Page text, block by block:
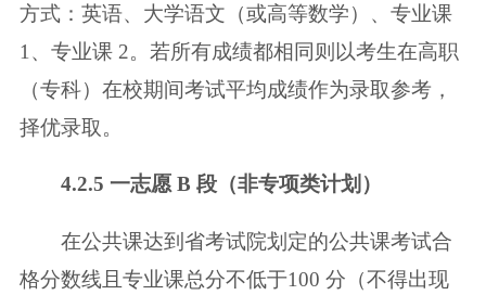
方式：英语、大学语文（或高等数学）、专业课
1、专业课 2。 若所有成绩都相同则以考生在高职
（专科）在校期间考试平均成绩作为录取参考，
择优录取。
4.2.5 一志愿 B 段（非专项类计划）
在公共课达到省考试院划定的公共课考试合
格分数线且专业课总分不低于100 分（不得出现